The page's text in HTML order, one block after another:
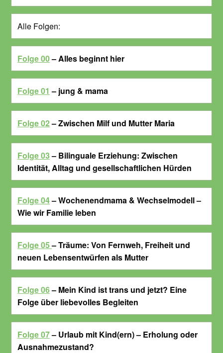
Alle Folgen:
Folge 00– Alles beginnt hier
Folge 01 – jung & mama
Folge 02– Zwischen Milf und Mutter Maria
Folge 03– Bilinguale Erziehung: Zwischen
Identität, Alltag und gesellschaftlichen Hürden
Folge 04– Wochenendmama & Wechselmodell –
Wie wir Familie leben
Folge 05– Träume: Von Fernweh, Freiheit und
neuen Lebensentwürfen als Mutter
Folge 06– Mein Kind ist trans und jetzt? Eine
Folge über liebevolles Begleiten
Folge 07– Urlaub mit Kind(ern) – Erholung oder
Ausnahmezustand?